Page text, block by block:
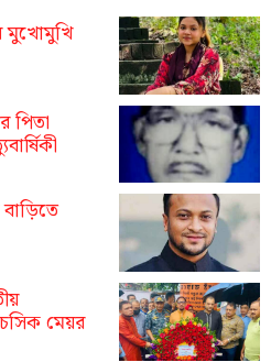
মুখোমুখি
পিতা
মেয়র